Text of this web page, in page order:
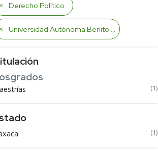
Derecho Político
Universidad Autónoma Benito Juárez de Oaxaca
(1)
(1)